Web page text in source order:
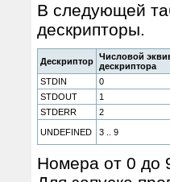
В следующей
дескрипторы.
Дескриптор Числовой
дескриптора
STDIN
0
STDOUT
1
STDERR
2
UNDEFINED 3 .. 9
Номера от 0 до